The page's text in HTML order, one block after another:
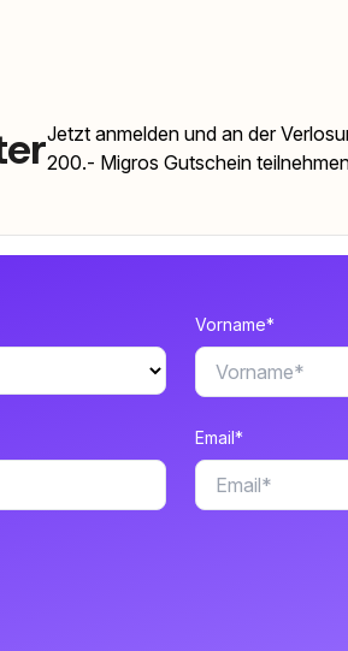
Jetzt anmelden und an der
200.- Migros Gutschein
Vorname*
Email*